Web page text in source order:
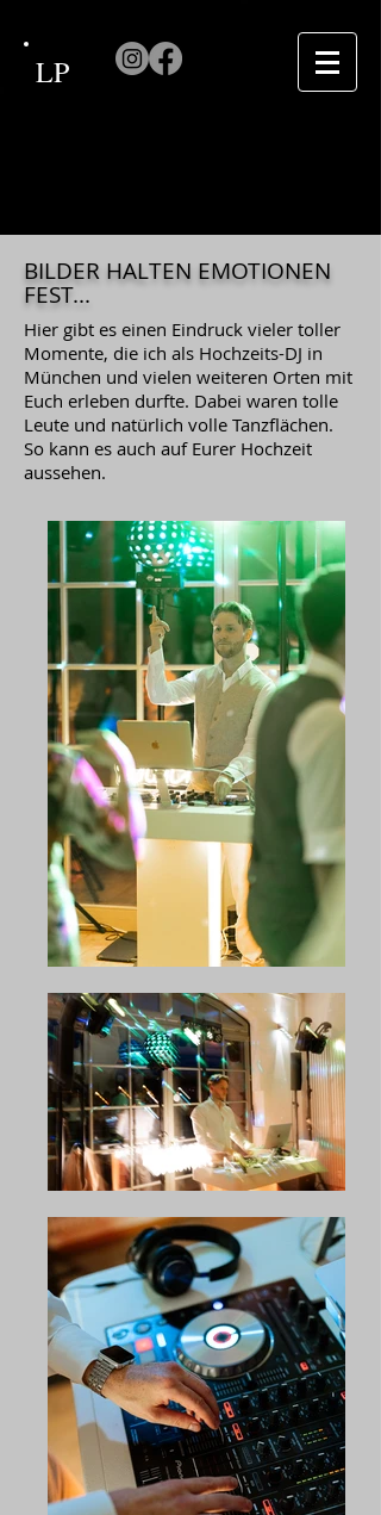
LP
BILDER HALTEN EMOTIONEN
FEST...
Hier gibt es einen Eindruck vieler toller
Momente, die ich als Hochzeits-DJ in
München und vielen weiteren Orten mit
Euch erleben durfte. Dabei waren tolle
Leute und natürlich volle Tanzflächen.
So kann es auch auf Eurer Hochzeit
aussehen.